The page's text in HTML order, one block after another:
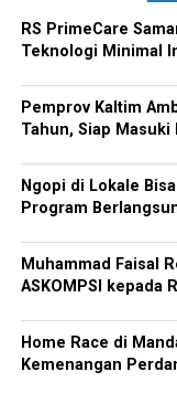
RS PrimeCare
Teknologi Minimal
Pemprov Kaltim
Tahun, Siap Masuki
Ngopi di Lokale
Program
Muhammad Faisal
ASKOMPSI kepada
Home Race di
Kemenangan